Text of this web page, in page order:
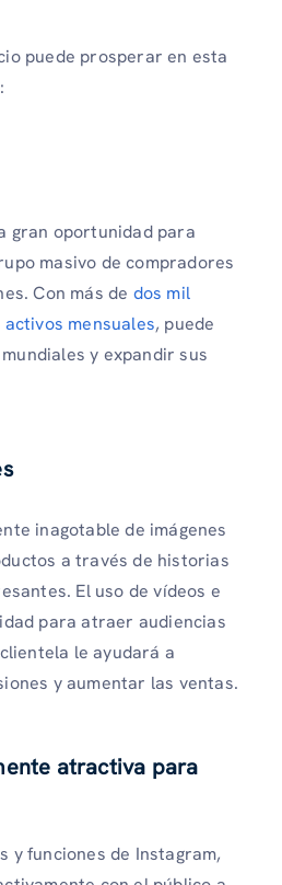
puede prosperar en esta
gran oportunidad para
masivo de compradores
Con más de dos mil
mensuales, puede
y expandir sus
inagotable de imágenes
a través de historias
El uso de vídeos e
para atraer audiencias
le ayudará a
y aumentar las ventas.
atractiva para
y funciones de Instagram,